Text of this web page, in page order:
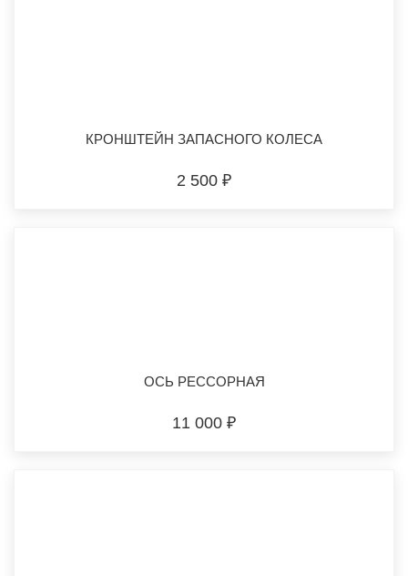
КРОНШТЕЙН ЗАПАСНОГО КОЛЕСА
2 500 ₽
ОСЬ РЕССОРНАЯ
11 000 ₽